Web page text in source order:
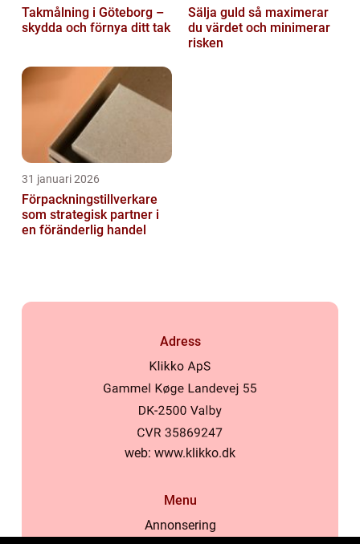
Takmålning i Göteborg –
skydda och förnya ditt tak
Sälja guld så maximerar
du värdet och minimerar
risken
31 januari 2026
Förpackningstillverkare
som strategisk partner i
en föränderlig handel
Adress
web: www.klikko.dk
Menu
Annonsering